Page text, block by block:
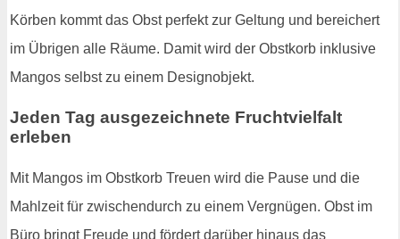
Körben kommt das Obst perfekt zur Geltung und bereichert
im Übrigen alle Räume. Damit wird der Obstkorb inklusive
Mangos selbst zu einem Designobjekt.
Jeden Tag ausgezeichnete Fruchtvielfalt
erleben
Mit Mangos im Obstkorb Treuen wird die Pause und die
Mahlzeit für zwischendurch zu einem Vergnügen. Obst im
Büro bringt Freude und fördert darüber hinaus das